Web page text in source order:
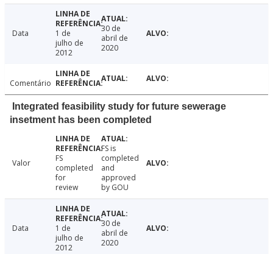
Data
1 de
julho de
2012
30 de
abril de
2020
Comentário
Integrated feasibility study for future sewerage
insetment has been completed
Valor
FS
completed
for
review
FS is
completed
and
approved
by GOU
Data
1 de
julho de
2012
30 de
abril de
2020